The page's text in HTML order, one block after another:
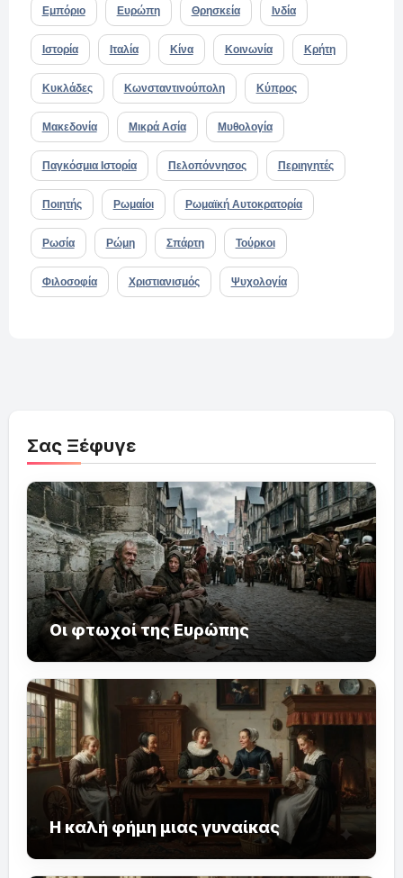
Εμπόριο Ευρώπη Θρησκεία Ινδία
Ιστορία Ιταλία Κίνα Κοινωνία Κρήτη
Κυκλάδες Κωνσταντινούπολη Κύπρος
Μακεδονία Μικρά Ασία Μυθολογία
Παγκόσμια Ιστορία Πελοπόννησος Περιηγητές
Ποιητής Ρωμαίοι Ρωμαϊκή Αυτοκρατορία
Ρωσία Ρώμη Σπάρτη Τούρκοι
Φιλοσοφία Χριστιανισμός Ψυχολογία
Σας Ξέφυγε
Οι φτωχοί της Ευρώπης
Η καλή φήμη μιας γυναίκας